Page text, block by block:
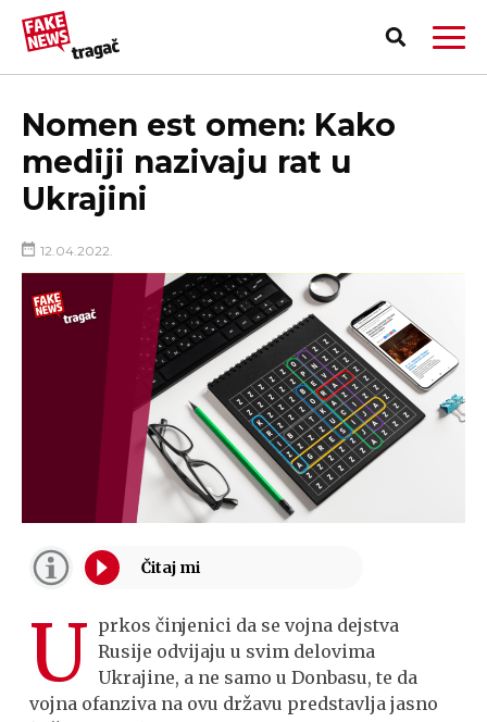
PRIJAVI LAŽNU VEST!
Nomen est omen: Kako
mediji nazivaju rat u
Ukrajini
12.04.2022.
U prkos činjenici da se vojna dejstva
Rusije odvijaju u svim delovima
Ukrajine, a ne samo u Donbasu, te da
vojna ofanziva na ovu državu predstavlja jasno